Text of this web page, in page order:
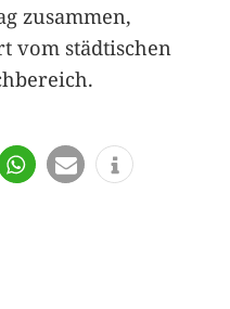
zusammen,
vom städtischen